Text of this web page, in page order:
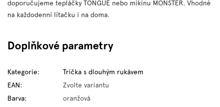
doporučujeme tepláčky TONGUE nebo mikinu MONSTER. Vhodné
na každodenní lítačku i na doma.
Doplňkové parametry
Kategorie:
Trička s dlouhým rukávem
EAN:
Zvolte variantu
Barva:
oranžová